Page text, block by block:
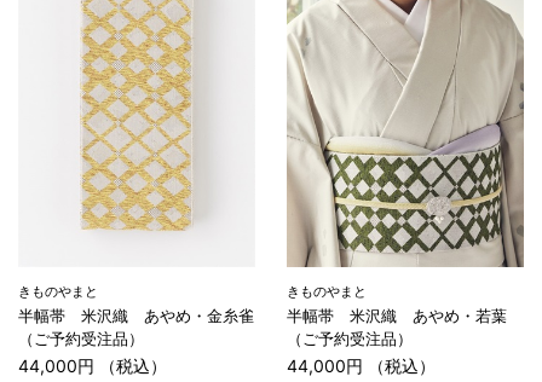
きものやまと
半幅帯 米沢織 あやめ・金糸雀
（ご予約受注品）
44,000円 （税込）
きものやまと
半幅帯 米沢織 あやめ・若葉
（ご予約受注品）
44,000円 （税込）